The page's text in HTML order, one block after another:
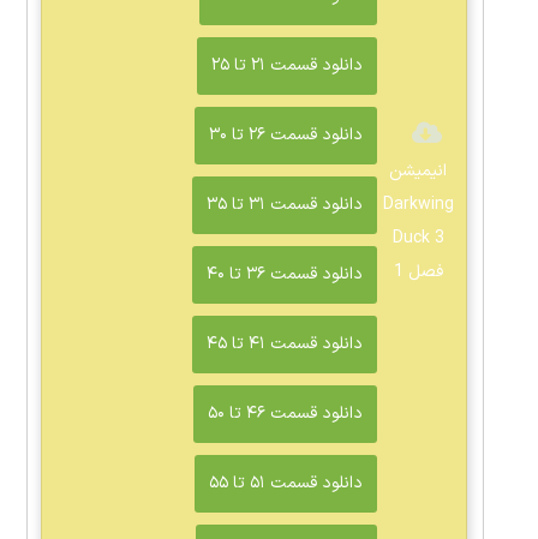
انیمیشن
Darkwing
Duck 3
فصل 1
دانلود قسمت ۲۱ تا ۲۵
دانلود قسمت ۲۶ تا ۳۰
دانلود قسمت ۳۱ تا ۳۵
دانلود قسمت ۳۶ تا ۴۰
دانلود قسمت ۴۱ تا ۴۵
دانلود قسمت ۴۶ تا ۵۰
دانلود قسمت ۵۱ تا ۵۵